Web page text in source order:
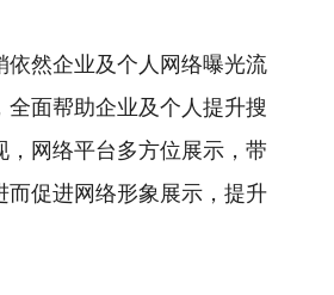
依然企业及个人网络曝光流
全面帮助企业及个人提升搜
，网络平台多方位展示，带
而促进网络形象展示，提升